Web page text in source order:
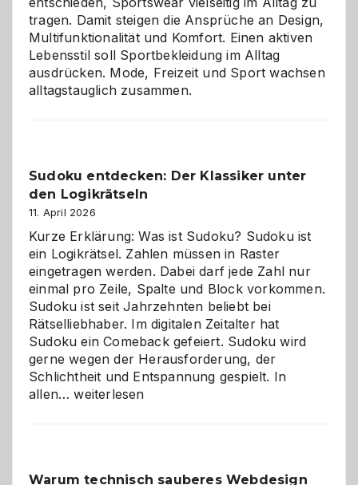
tragen. Damit steigen die Ansprüche an Design,
Multifunktionalität und Komfort. Einen aktiven
Lebensstil soll Sportbekleidung im Alltag
ausdrücken. Mode, Freizeit und Sport wachsen
alltagstauglich zusammen.
Sudoku entdecken: Der Klassiker unter
den Logikrätseln
11. April 2026
Kurze Erklärung: Was ist Sudoku? Sudoku ist
ein Logikrätsel. Zahlen müssen in Raster
eingetragen werden. Dabei darf jede Zahl nur
einmal pro Zeile, Spalte und Block vorkommen.
Sudoku ist seit Jahrzehnten beliebt bei
Rätselliebhaber. Im digitalen Zeitalter hat
Sudoku ein Comeback gefeiert. Sudoku wird
gerne wegen der Herausforderung, der
Schlichtheit und Entspannung gespielt. In
allen…Sudoku
den
weiterlesen
Warum technisch sauberes Webdesign